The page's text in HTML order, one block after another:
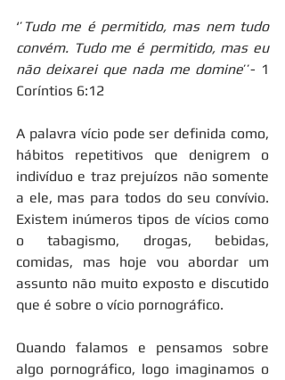
‘’Tudo me é permitido, mas nem tudo
convém. Tudo me é permitido, mas eu
não deixarei que nada me domine’’- 1
Coríntios 6:12
A palavra vício pode ser definida como,
hábitos repetitivos que denigrem o
indivíduo e traz prejuízos não somente
a ele, mas para todos do seu convívio.
Existem inúmeros tipos de vícios como
o tabagismo, drogas, bebidas,
comidas, mas hoje vou abordar um
assunto não muito exposto e discutido
que é sobre o vício pornográfico.
Quando falamos e pensamos sobre
algo pornográfico, logo imaginamos o